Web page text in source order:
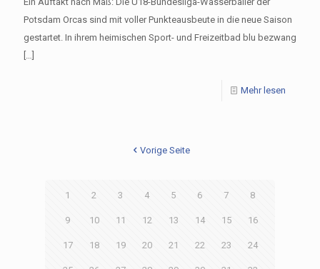
Potsdam Orcas sind mit voller Punkteausbeute in die neue Saison
gestartet. In ihrem heimischen Sport- und Freizeitbad blu bezwang
[…]
Mehr lesen
Vorige Seite
1 2 3 4 5 6 7 8
9 10 11 12 13 14 15 16
17 18 19 20 21 22 23 24